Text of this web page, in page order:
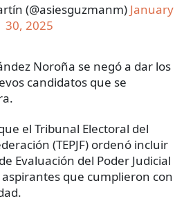
(@asiesguzmanm) January
30, 2025
Noroña se negó a dar los
candidatos que se
el Tribunal Electoral del
(TEPJF) ordenó incluir
Evaluación del Poder Judicial
que cumplieron con